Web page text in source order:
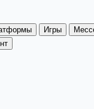
Игры